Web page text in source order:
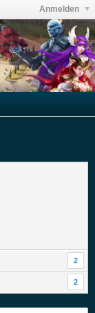
Anmelden
2
2